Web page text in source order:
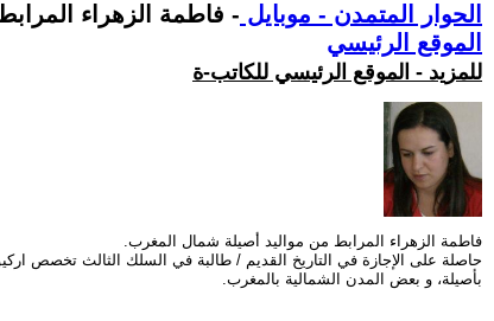
الحوار المتمدن - موبايل - فاطمة الزهراء
الموقع الرئيسي
للمزيد - الموقع الرئيسي للكاتب-ة
فاطمة الزهراء المرابط من مواليد أصيلة شمال المغرب.
حاصلة على الإجازة في التاريخ القديم / طالبة في السلك الثالث تخصص
بأصيلة، و بعض المدن الشمالية بالمغرب.